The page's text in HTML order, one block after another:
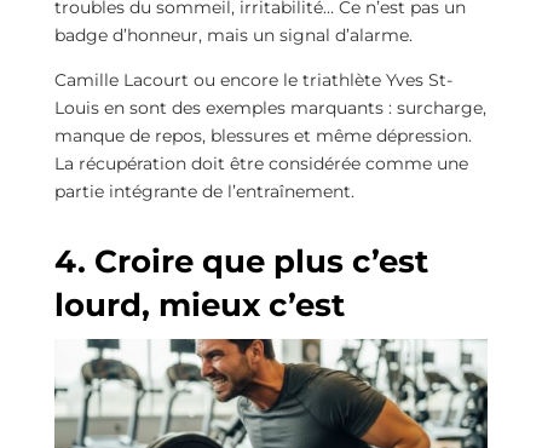
troubles du sommeil, irritabilité… Ce n’est pas un
badge d’honneur, mais un signal d’alarme.
Camille Lacourt ou encore le triathlète Yves St-
Louis en sont des exemples marquants : surcharge,
manque de repos, blessures et même dépression.
La récupération doit être considérée comme une
partie intégrante de l’entraînement.
4. Croire que plus c’est
lourd, mieux c’est